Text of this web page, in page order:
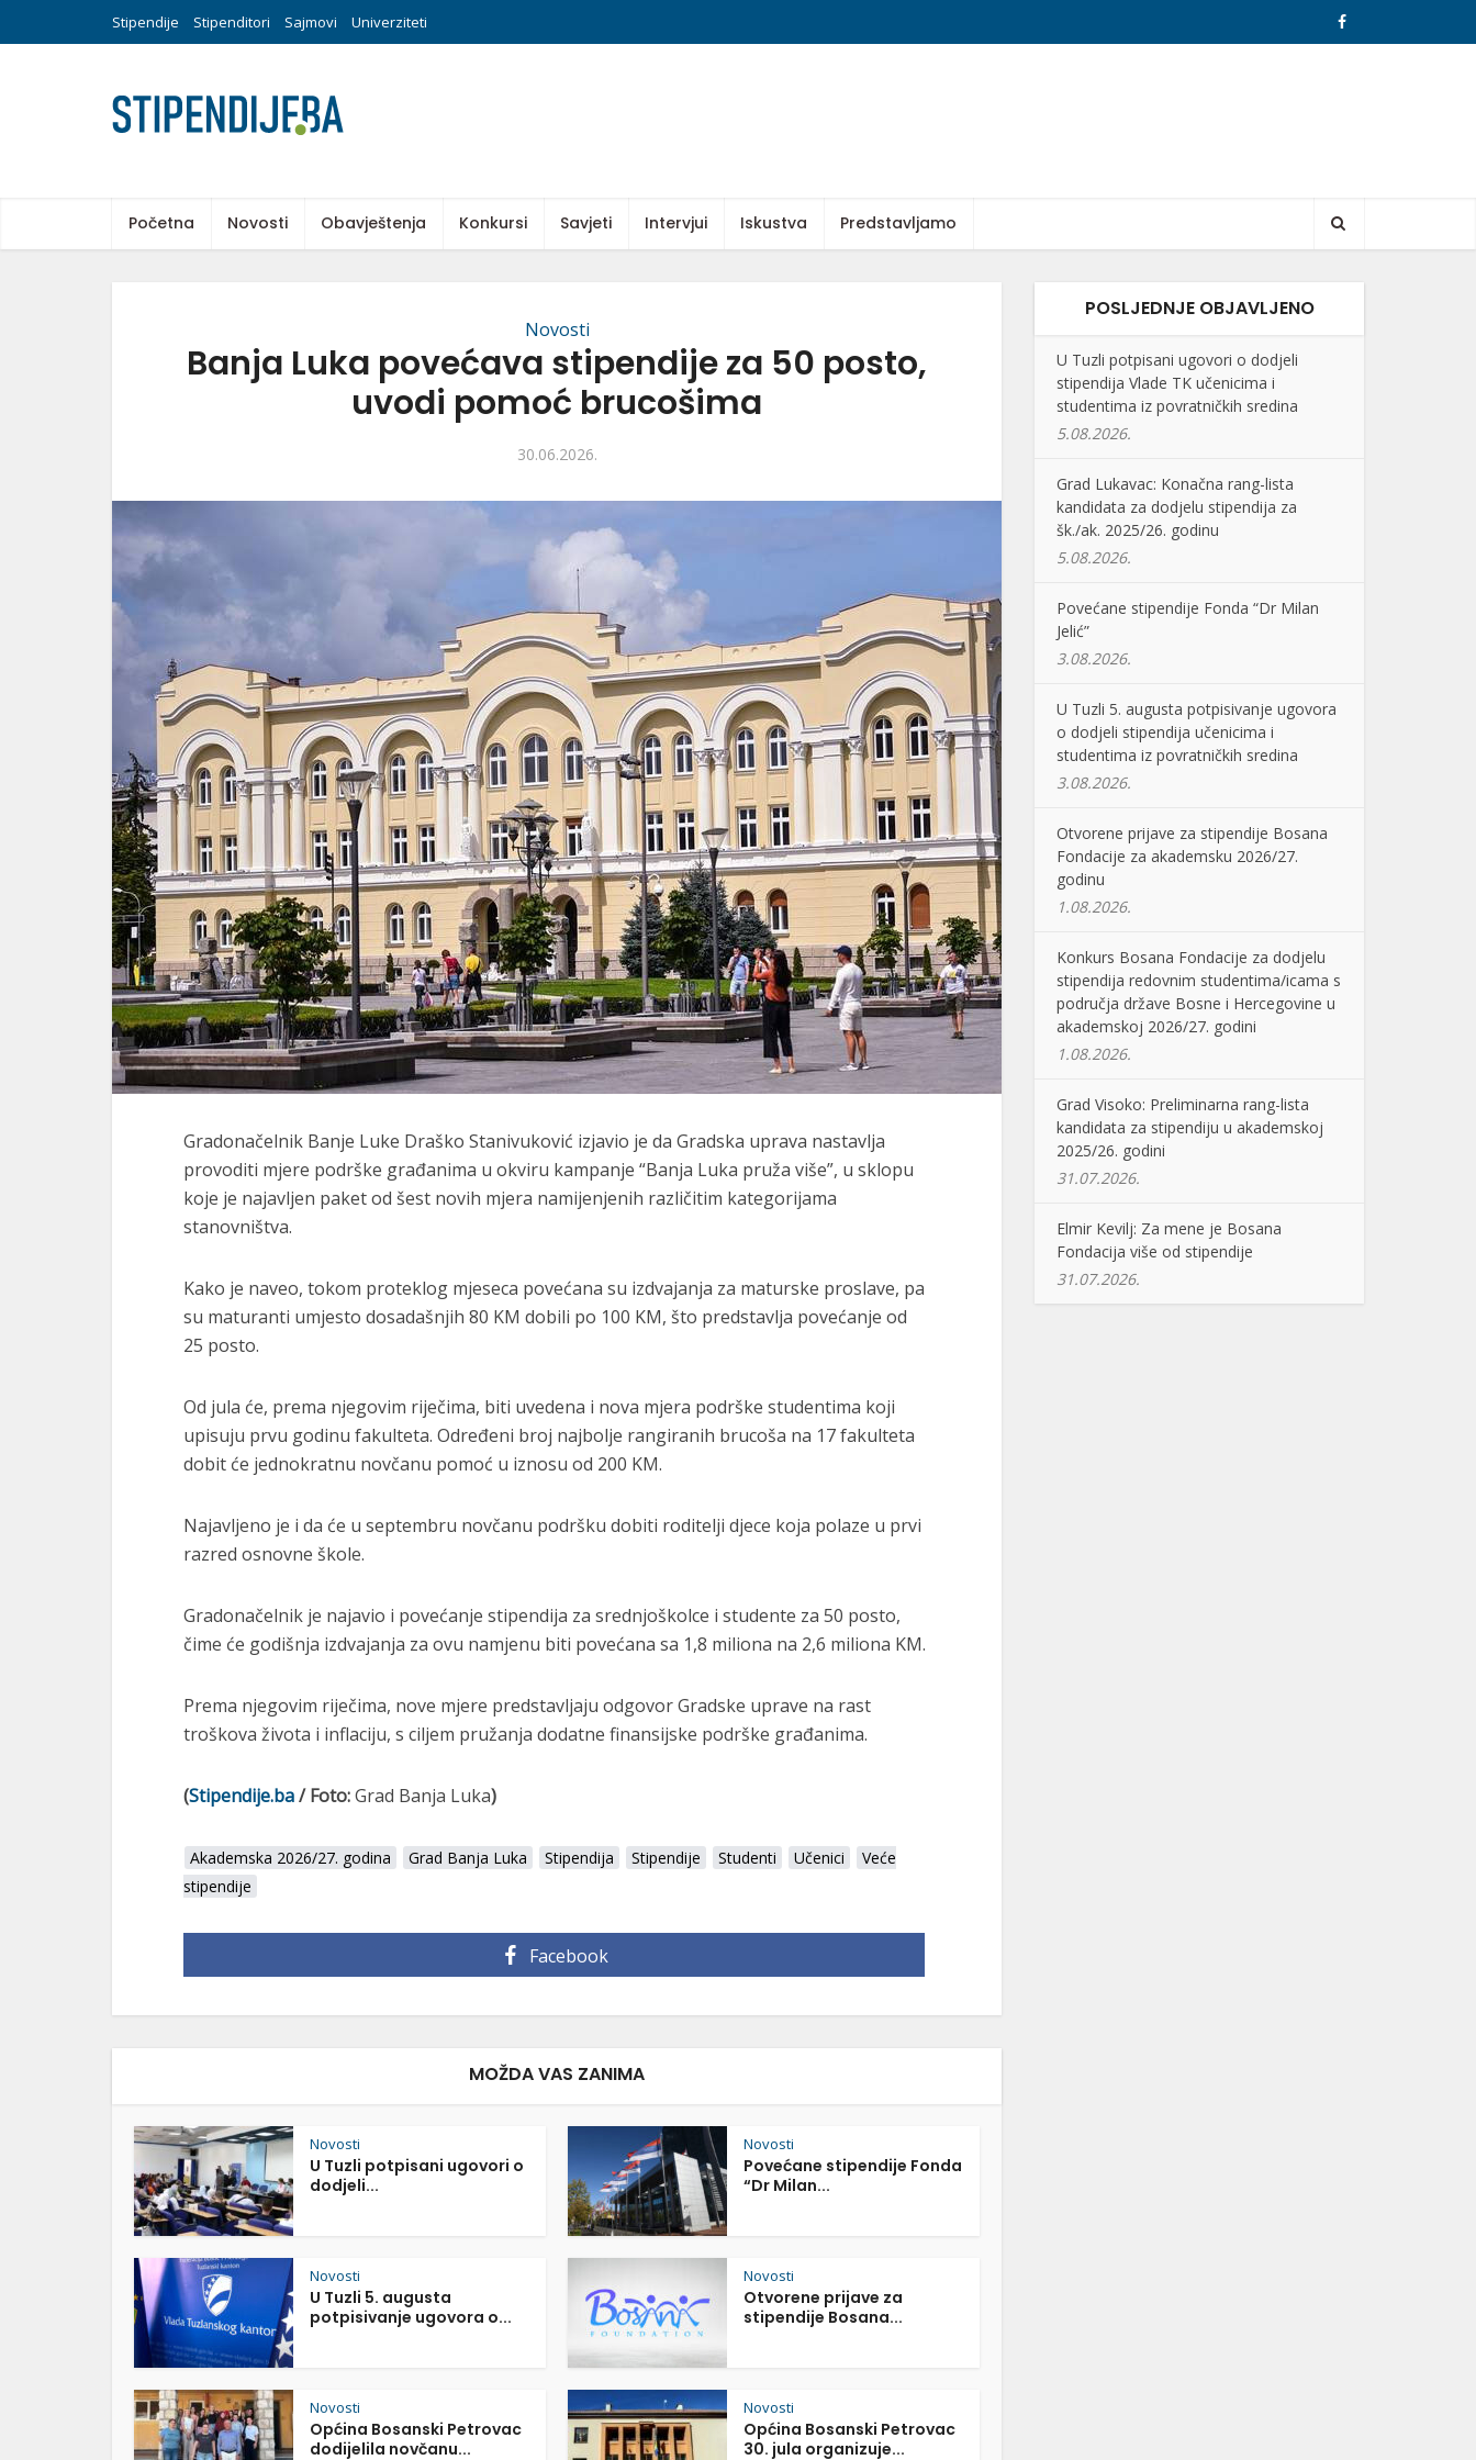
Stipendije Stipenditori Sajmovi Univerziteti
Početna Novosti Obavještenja Konkursi Savjeti Intervjui Iskustva Predstavljamo
Novosti
Banja Luka povećava stipendije za 50 posto,
uvodi pomoć brucošima
30.06.2026.
Gradonačelnik Banje Luke Draško Stanivuković izjavio je da Gradska uprava nastavlja
provoditi mjere podrške građanima u okviru kampanje “Banja Luka pruža više”, u sklopu
koje je najavljen paket od šest novih mjera namijenjenih različitim kategorijama
stanovništva.
Kako je naveo, tokom proteklog mjeseca povećana su izdvajanja za maturske proslave, pa
su maturanti umjesto dosadašnjih 80 KM dobili po 100 KM, što predstavlja povećanje od
25 posto.
Od jula će, prema njegovim riječima, biti uvedena i nova mjera podrške studentima koji
upisuju prvu godinu fakulteta. Određeni broj najbolje rangiranih brucoša na 17 fakulteta
dobit će jednokratnu novčanu pomoć u iznosu od 200 KM.
Najavljeno je i da će u septembru novčanu podršku dobiti roditelji djece koja polaze u prvi
razred osnovne škole.
Gradonačelnik je najavio i povećanje stipendija za srednjoškolce i studente za 50 posto,
čime će godišnja izdvajanja za ovu namjenu biti povećana sa 1,8 miliona na 2,6 miliona KM.
Prema njegovim riječima, nove mjere predstavljaju odgovor Gradske uprave na rast
troškova života i inflaciju, s ciljem pružanja dodatne finansijske podrške građanima.
(Stipendije.ba/ Foto:Grad Banja Luka)
Akademska 2026/27. godina Grad Banja Luka Stipendija Stipendije Studenti Učenici
Veće
stipendije
Facebook
MOŽDA VAS ZANIMA
Novosti
U Tuzli potpisani ugovori o
dodjeli...
Novosti
Povećane stipendije Fonda
“Dr Milan...
Novosti
U Tuzli 5. augusta
potpisivanje ugovora o...
Novosti
Otvorene prijave za
stipendije Bosana...
Novosti
Općina Bosanski Petrovac
dodijelila novčanu...
Novosti
Općina Bosanski Petrovac
30. jula organizuje...
POSLJEDNJE OBJAVLJENO
U Tuzli potpisani ugovori o dodjeli
stipendija Vlade TK učenicima i
studentima iz povratničkih sredina
5.08.2026.
Grad Lukavac: Konačna rang-lista
kandidata za dodjelu stipendija za
šk./ak. 2025/26. godinu
5.08.2026.
Povećane stipendije Fonda “Dr Milan
Jelić”
3.08.2026.
U Tuzli 5. augusta potpisivanje ugovora
o dodjeli stipendija učenicima i
studentima iz povratničkih sredina
3.08.2026.
Otvorene prijave za stipendije Bosana
Fondacije za akademsku 2026/27.
godinu
1.08.2026.
Konkurs Bosana Fondacije za dodjelu
stipendija redovnim studentima/icama s
područja države Bosne i Hercegovine u
akademskoj 2026/27. godini
1.08.2026.
Grad Visoko: Preliminarna rang-lista
kandidata za stipendiju u akademskoj
2025/26. godini
31.07.2026.
Elmir Kevilj: Za mene je Bosana
Fondacija više od stipendije
31.07.2026.